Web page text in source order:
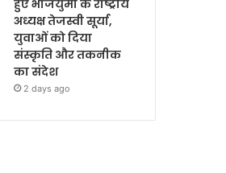
हुए भाजयुमो के राष्ट्रीय
अध्यक्ष तेजस्वी सूर्या,
युवाओं को दिया
संस्कृति और तकनीक
का संदेश
2 days ago